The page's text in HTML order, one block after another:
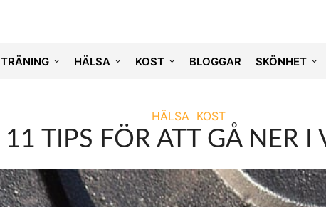
TRÄNING HÄLSA KOST BLOGGAR SKÖNHET
HÄLSA KOST
11 TIPS FÖR ATT GÅ NER I